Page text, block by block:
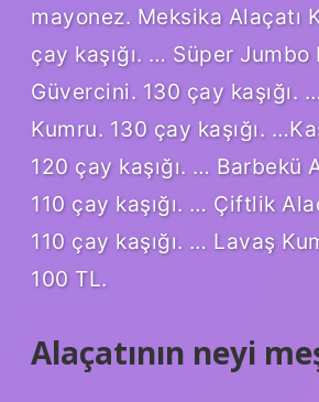
mayonez. Meksika Alaçatı
çay kaşığı. … Süper
Güvercini. 130 çay kaşığı.
Kumru. 130 çay kaşığı.
120 çay kaşığı. … Barbekü
110 çay kaşığı. … Çiftlik
110 çay kaşığı. … Lavaş
100 TL.
Alaçatının neyi